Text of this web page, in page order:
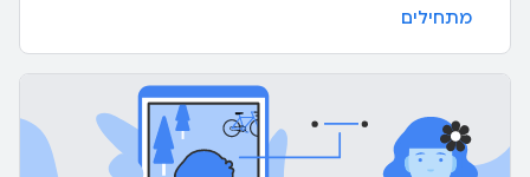
מתחילים